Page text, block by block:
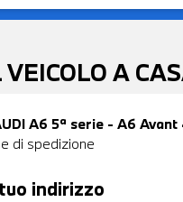
VEICOLO A
A6 5ª serie - A6
di spedizione
indirizzo